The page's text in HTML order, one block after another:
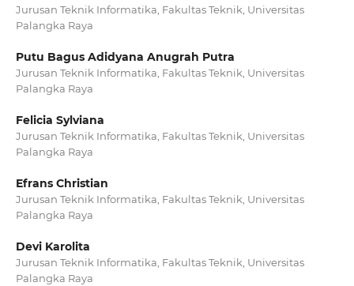
Jurusan Teknik Informatika, Fakultas Teknik, Universitas
Palangka Raya
Putu Bagus Adidyana Anugrah Putra
Jurusan Teknik Informatika, Fakultas Teknik, Universitas
Palangka Raya
Felicia Sylviana
Jurusan Teknik Informatika, Fakultas Teknik, Universitas
Palangka Raya
Efrans Christian
Jurusan Teknik Informatika, Fakultas Teknik, Universitas
Palangka Raya
Devi Karolita
Jurusan Teknik Informatika, Fakultas Teknik, Universitas
Palangka Raya